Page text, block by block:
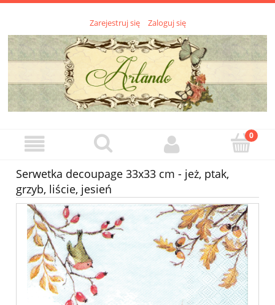
Zarejestruj się Zaloguj się
Serwetka decoupage 33x33 cm - jeż, ptak,
grzyb, liście, jesień